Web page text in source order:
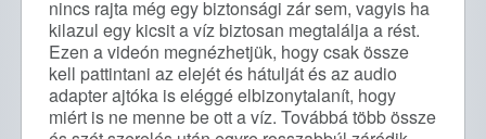
nincs rajta még egy biztonsági zár sem, vagyis ha
kilazul egy kicsit a víz biztosan megtalálja a rést.
Ezen a videón megnézhetjük, hogy csak össze
kell pattintani az elejét és hátulját és az audio
adapter ajtóka is eléggé elbizonytalanít, hogy
miért is ne menne be ott a víz. Továbbá több össze